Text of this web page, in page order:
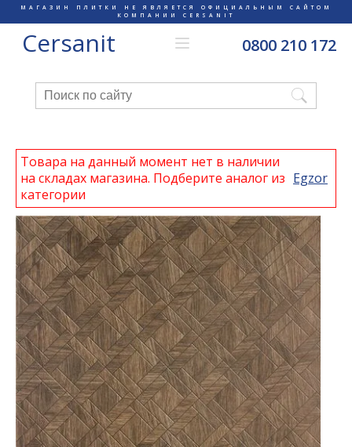
МАГАЗИН ПЛИТКИ НЕ ЯВЛЯЕТСЯ ОФИЦИАЛЬНЫМ САЙТОМ
КОМПАНИИ CERSANIT
Cersanit 0800 210 172
Товара на данный момент нет в наличии
на складах магазина. Подберите аналог из
категории
Egzor